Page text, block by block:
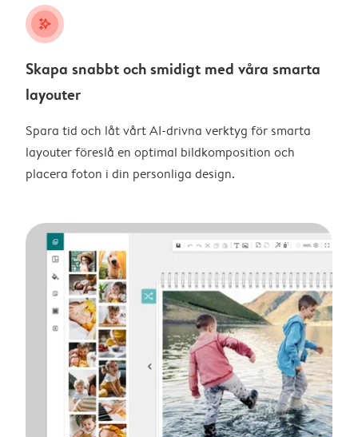
stars_plus
Skapa snabbt och smidigt med våra smarta
layouter
Spara tid och låt vårt AI-drivna verktyg för smarta
layouter föreslå en optimal bildkomposition och
placera foton i din personliga design.